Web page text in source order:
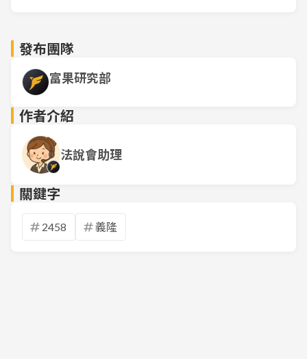
發布團隊
富果研究部
作者介紹
法說會助理
關鍵字
2458 義隆